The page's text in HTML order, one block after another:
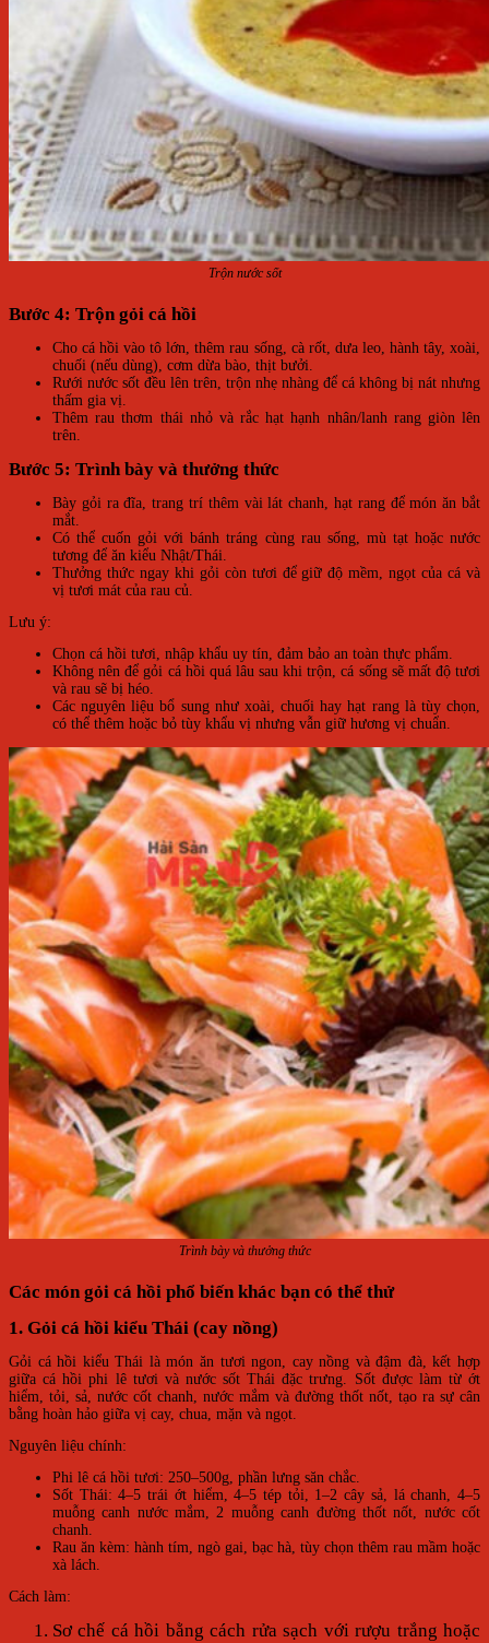
Trộn nước sốt
Bước 4: Trộn gỏi cá hồi
Cho cá hồi vào tô lớn, thêm rau sống, cà rốt, dưa leo, hành tây, xoài,
chuối (nếu dùng), cơm dừa bào, thịt bưởi.
Rưới nước sốt đều lên trên, trộn nhẹ nhàng để cá không bị nát nhưng
thấm gia vị.
Thêm rau thơm thái nhỏ và rắc hạt hạnh nhân/lanh rang giòn lên
trên.
Bước 5: Trình bày và thưởng thức
Bày gỏi ra đĩa, trang trí thêm vài lát chanh, hạt rang để món ăn bắt
mắt.
Có thể cuốn gỏi với bánh tráng cùng rau sống, mù tạt hoặc nước
tương để ăn kiểu Nhật/Thái.
Thưởng thức ngay khi gỏi còn tươi để giữ độ mềm, ngọt của cá và
vị tươi mát của rau củ.
Lưu ý:
Chọn cá hồi tươi, nhập khẩu uy tín, đảm bảo an toàn thực phẩm.
Không nên để gỏi cá hồi quá lâu sau khi trộn, cá sống sẽ mất độ tươi
và rau sẽ bị héo.
Các nguyên liệu bổ sung như xoài, chuối hay hạt rang là tùy chọn,
có thể thêm hoặc bỏ tùy khẩu vị nhưng vẫn giữ hương vị chuẩn.
Trình bày và thưởng thức
Các món gỏi cá hồi phổ biến khác bạn có thể thử
1. Gỏi cá hồi kiểu Thái (cay nồng)
Gỏi cá hồi kiểu Thái là món ăn tươi ngon, cay nồng và đậm đà, kết hợp
giữa cá hồi phi lê tươi và nước sốt Thái đặc trưng. Sốt được làm từ ớt
hiểm, tỏi, sả, nước cốt chanh, nước mắm và đường thốt nốt, tạo ra sự cân
bằng hoàn hảo giữa vị cay, chua, mặn và ngọt.
Nguyên liệu chính:
Phi lê cá hồi tươi: 250–500g, phần lưng săn chắc.
Sốt Thái: 4–5 trái ớt hiểm, 4–5 tép tỏi, 1–2 cây sả, lá chanh, 4–5
muỗng canh nước mắm, 2 muỗng canh đường thốt nốt, nước cốt
chanh.
Rau ăn kèm: hành tím, ngò gai, bạc hà, tùy chọn thêm rau mầm hoặc
xà lách.
Cách làm:
Sơ chế cá hồi bằng cách rửa sạch với rượu trắng hoặc